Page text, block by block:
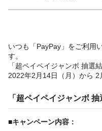
いつも「PayPay」をご利用
す。
「超ペイペイジャンボ 抽選
2022年2月14日（月）から 2
「超ペイペイジャンボ
■キャンペーン内容：